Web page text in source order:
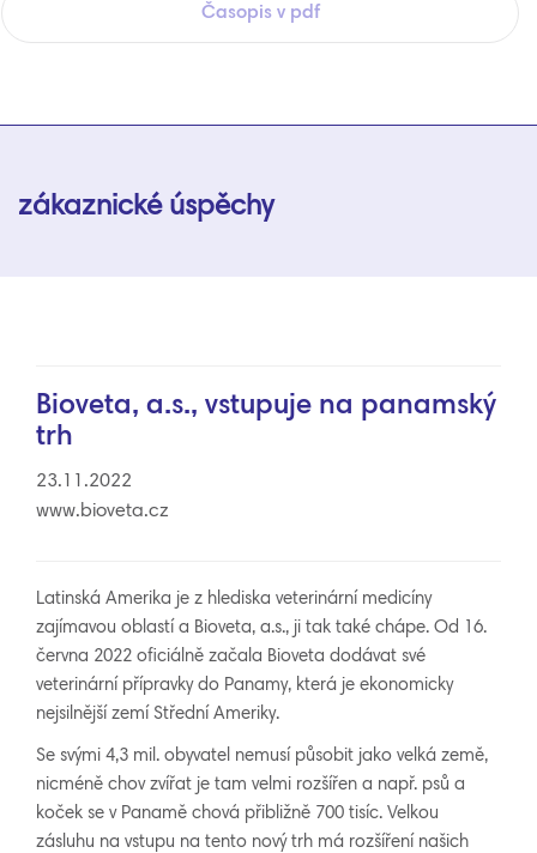
Časopis v pdf
zákaznické úspěchy
Bioveta, a.s., vstupuje na panamský
trh
23.11.2022
www.bioveta.cz
Latinská Amerika je z hlediska veterinární medicíny
zajímavou oblastí a Bioveta, a.s., ji tak také chápe. Od 16.
června 2022 oficiálně začala Bioveta dodávat své
veterinární přípravky do Panamy, která je ekonomicky
nejsilnější zemí Střední Ameriky.
Se svými 4,3 mil. obyvatel nemusí působit jako velká země,
nicméně chov zvířat je tam velmi rozšířen a např. psů a
koček se v Panamě chová přibližně 700 tisíc. Velkou
zásluhu na vstupu na tento nový trh má rozšíření našich